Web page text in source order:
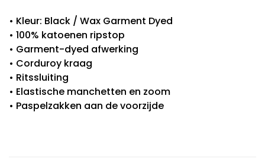
• Kleur: Black / Wax Garment Dyed
• 100% katoenen ripstop
• Garment-dyed afwerking
• Corduroy kraag
• Ritssluiting
• Elastische manchetten en zoom
• Paspelzakken aan de voorzijde